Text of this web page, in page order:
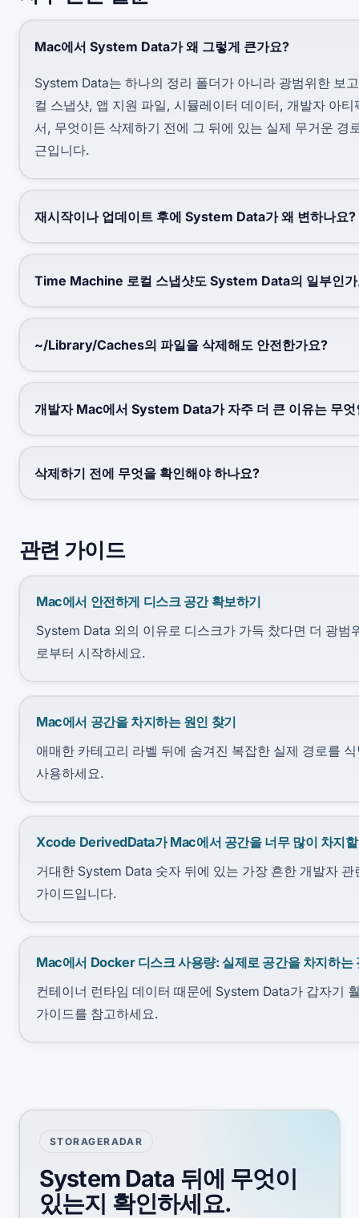
Mac에서 System Data가 왜 그렇게 큰가요?
System Data는 하나의 정리 폴더가 아니라 광범위한 보
컬 스냅샷, 앱 지원 파일, 시뮬레이터 데이터, 개발자 아
서, 무엇이든 삭제하기 전에 그 뒤에 있는 실제 무거운 경
근입니다.
재시작이나 업데이트 후에 System Data가 왜 변하나요?
Time Machine 로컬 스냅샷도 System Data의 일부인
~/Library/Caches의 파일을 삭제해도 안전한가요?
개발자 Mac에서 System Data가 자주 더 큰 이유는 무엇
삭제하기 전에 무엇을 확인해야 하나요?
관련 가이드
Mac에서 안전하게 디스크 공간 확보하기
System Data 외의 이유로 디스크가 가득 찼다면 더 광범
로부터 시작하세요.
Mac에서 공간을 차지하는 원인 찾기
애매한 카테고리 라벨 뒤에 숨겨진 복잡한 실제 경로를
사용하세요.
Xcode DerivedData가 Mac에서 공간을 너무 많이 차지할
거대한 System Data 숫자 뒤에 있는 가장 흔한 개발자
가이드입니다.
Mac에서 Docker 디스크 사용량: 실제로 공간을 차지하는
컨테이너 런타임 데이터 때문에 System Data가 갑자기
가이드를 참고하세요.
STORAGERADAR
System Data 뒤에 무엇이
있는지 확인하세요.